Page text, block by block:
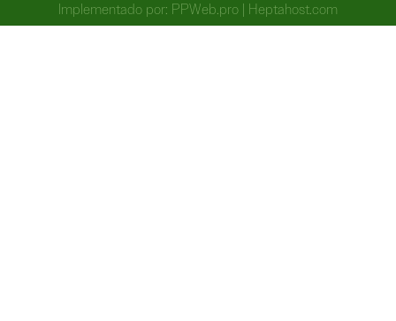
Implementado por: PPWeb.pro | Heptahost.com